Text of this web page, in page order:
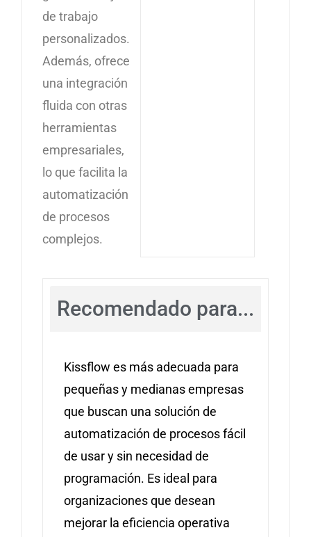
de trabajo
personalizados.
Además, ofrece
una integración
fluida con otras
herramientas
empresariales,
lo que facilita la
automatización
de procesos
complejos.
Recomendado para...
Kissflow es más adecuada para
pequeñas y medianas empresas
que buscan una solución de
automatización de procesos fácil
de usar y sin necesidad de
programación. Es ideal para
organizaciones que desean
mejorar la eficiencia operativa